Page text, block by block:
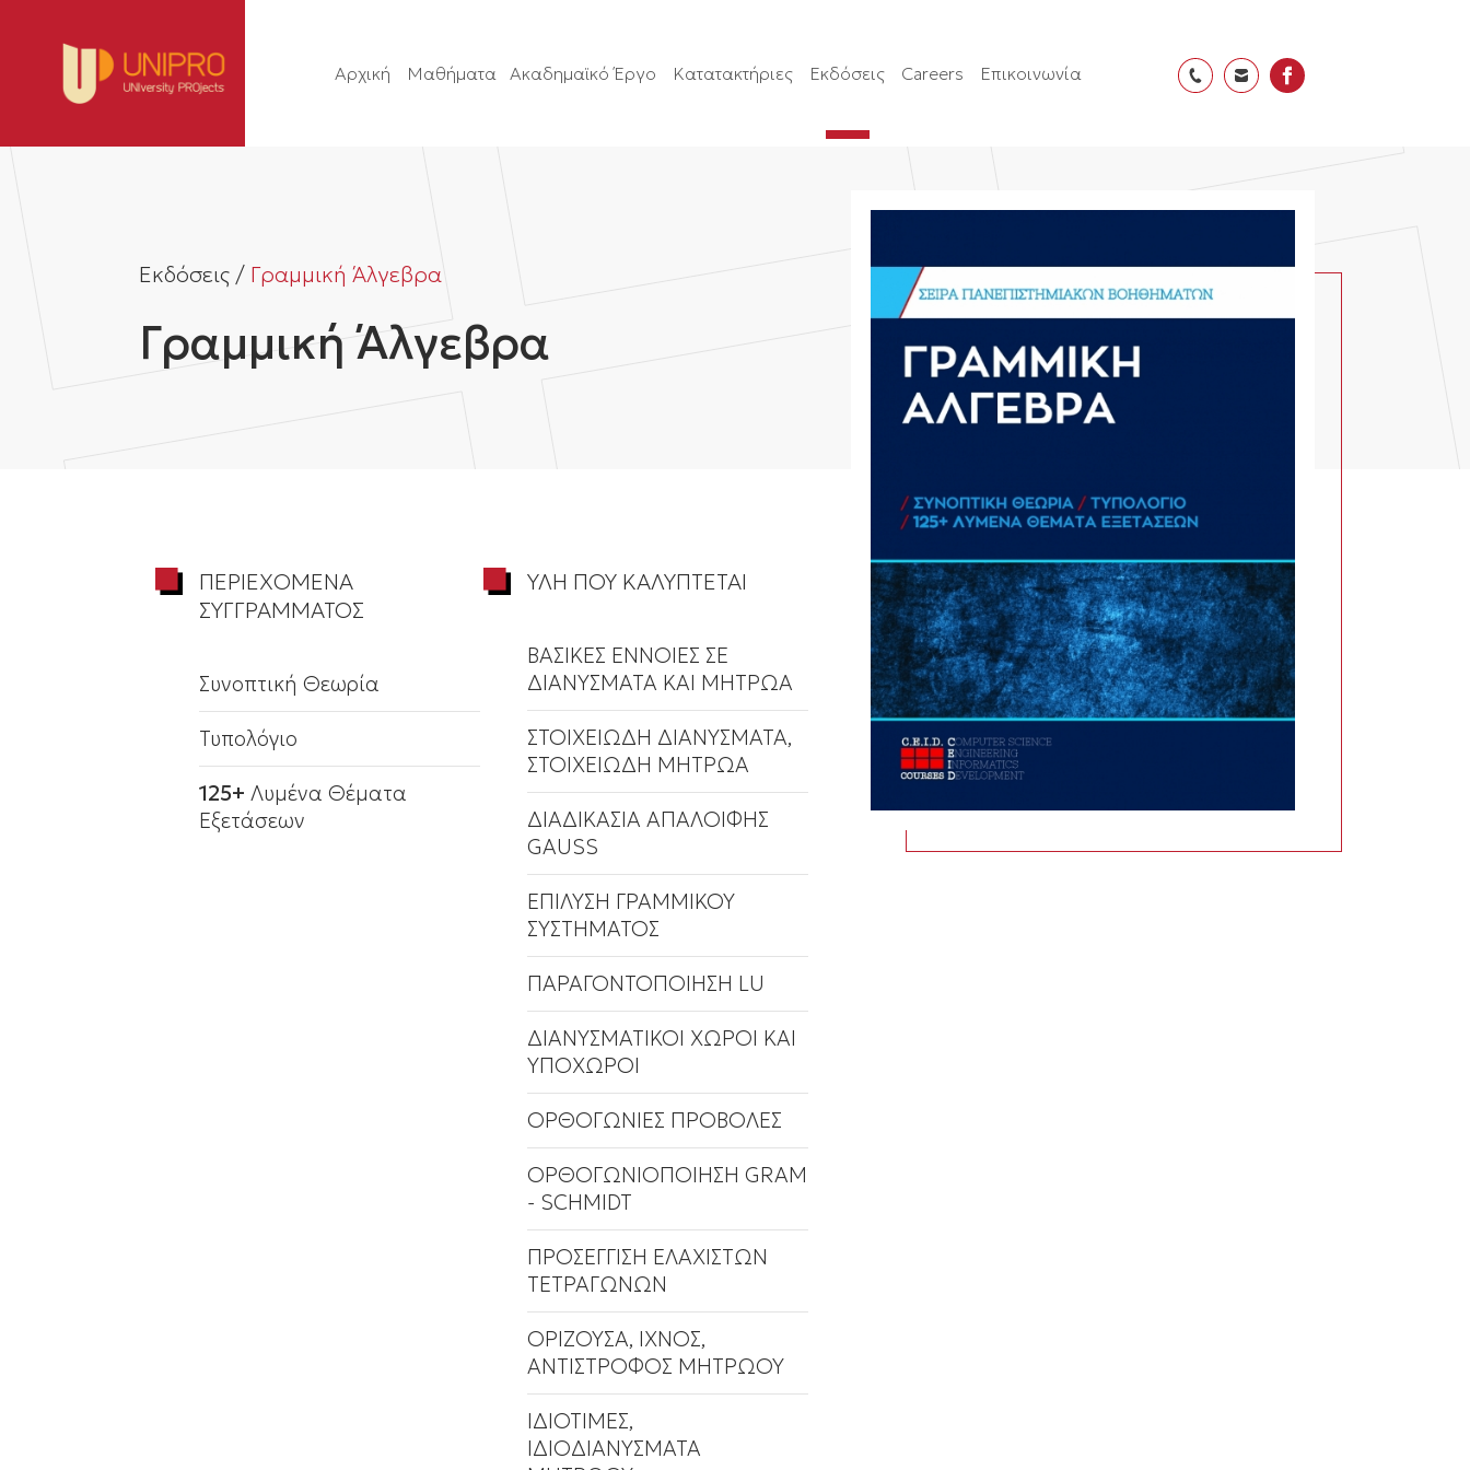
Αρχική Μαθήματα Ακαδημαϊκό Έργο Κατατακτήριες Εκδόσεις Careers Επικοινωνία
Εκδόσεις / Γραμμική Άλγεβρα
Γραμμική Άλγεβρα
ΠΕΡΙΕΧΟΜΕΝΑ
ΣΥΓΓΡΑΜΜΑΤΟΣ
Συνοπτική Θεωρία
Τυπολόγιο
125+ Λυμένα Θέματα
Εξετάσεων
ΥΛΗ ΠΟΥ ΚΑΛΥΠΤΕΤΑΙ
ΒΑΣΙΚΕΣ ΕΝΝΟΙΕΣ ΣΕ
ΔΙΑΝΥΣΜΑΤΑ ΚΑΙ ΜΗΤΡΩΑ
ΣΤΟΙΧΕΙΩΔΗ ΔΙΑΝΥΣΜΑΤΑ,
ΣΤΟΙΧΕΙΩΔΗ ΜΗΤΡΩΑ
ΔΙΑΔΙΚΑΣΙΑ ΑΠΑΛΟΙΦΗΣ
GAUSS
ΕΠΙΛΥΣΗ ΓΡΑΜΜΙΚΟΥ
ΣΥΣΤΗΜΑΤΟΣ
ΠΑΡΑΓΟΝΤΟΠΟΙΗΣΗ LU
ΔΙΑΝΥΣΜΑΤΙΚΟΙ ΧΩΡΟΙ ΚΑΙ
ΥΠΟΧΩΡΟΙ
ΟΡΘΟΓΩΝΙΕΣ ΠΡΟΒΟΛΕΣ
ΟΡΘΟΓΩΝΙΟΠΟΙΗΣΗ GRAM
- SCHMIDT
ΠΡΟΣΕΓΓΙΣΗ ΕΛΑΧΙΣΤΩΝ
ΤΕΤΡΑΓΩΝΩΝ
ΟΡΙΖΟΥΣΑ, ΙΧΝΟΣ,
ΑΝΤΙΣΤΡΟΦΟΣ ΜΗΤΡΩΟΥ
ΙΔΙΟΤΙΜΕΣ,
ΙΔΙΟΔΙΑΝΥΣΜΑΤΑ